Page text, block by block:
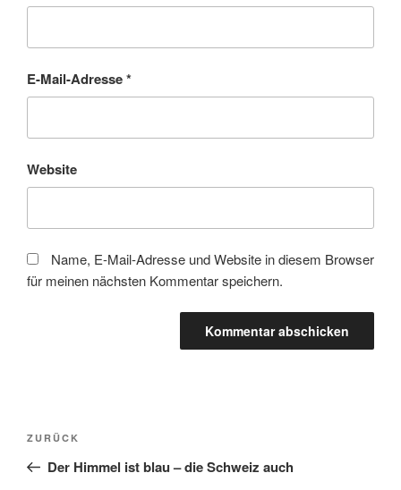
E-Mail-Adresse*
Website
Name, E-Mail-Adresse und Website in diesem Browser
für meinen nächsten Kommentar speichern.
Beitragsnavigation
Vorheriger
Beitrag
ZURÜCK
Der Himmel ist blau – die Schweiz auch